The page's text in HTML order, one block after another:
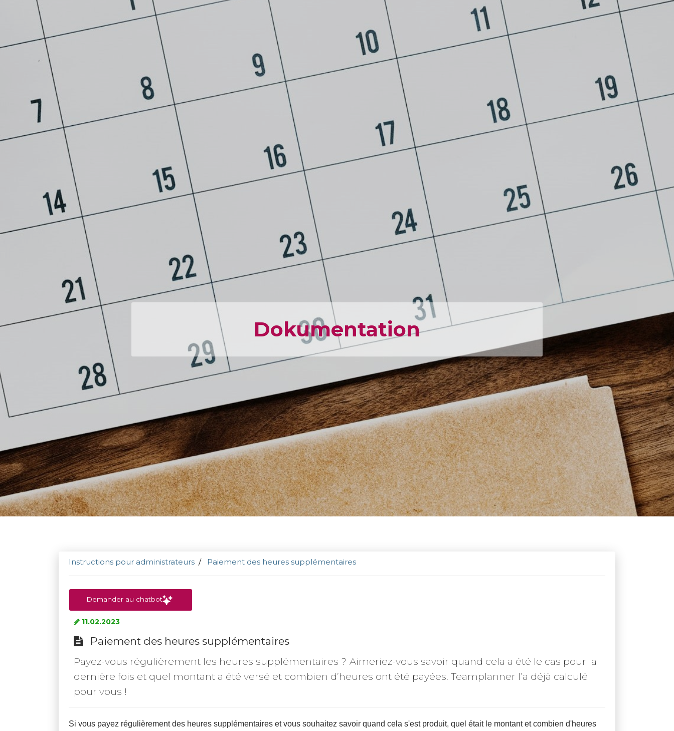
Dokumen­tation
Instructions pour administrateurs Paiement des heures supplémentaires
Demander au chatbot
11.02.2023
Paiement des heures supplémentaires
Payez-vous régulièrement les heures supplémentaires ? Aimeriez-vous savoir quand cela a été le cas pour la
dernière fois et quel montant a été versé et combien d’heures ont été payées. Teamplanner l’a déjà calculé
pour vous !
Si vous payez régulièrement des heures supplémentaires et vous souhaitez savoir quand cela s'est produit, quel était le montant et combien d'heures